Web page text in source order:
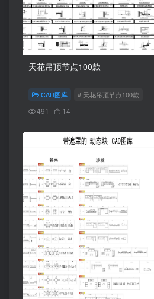
天花吊顶节点100款
CAD图库 # 天花吊顶节点100款
491 14